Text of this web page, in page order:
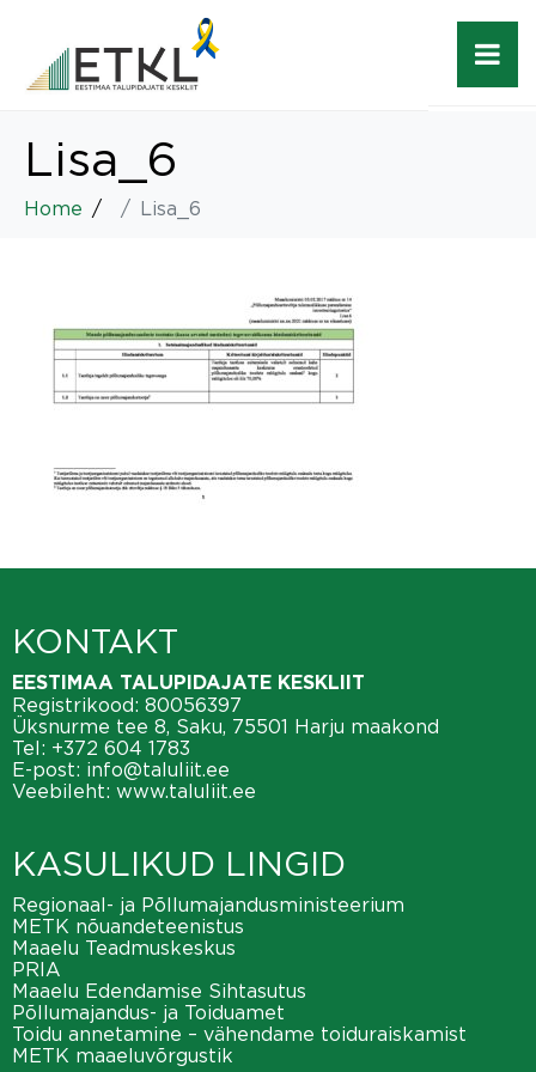
Lisa_6
Home Lisa_6
KONTAKT
EESTIMAA TALUPIDAJATE KESKLIIT
Registrikood: 80056397
Üksnurme tee 8, Saku, 75501 Harju maakond
Tel: +372 604 1783
E-post: info@taluliit.ee
Veebileht: www.taluliit.ee
KASULIKUD LINGID
Regionaal- ja Põllumajandusministeerium
METK nõuandeteenistus
Maaelu Teadmuskeskus
PRIA
Maaelu Edendamise Sihtasutus
Põllumajandus- ja Toiduamet
Toidu annetamine – vähendame toiduraiskamist
METK maaeluvõrgustik